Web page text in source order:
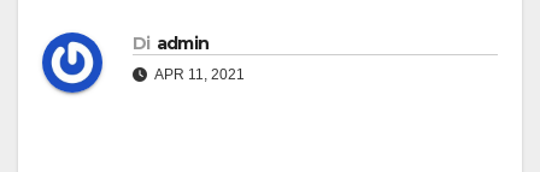
Di admin
APR 11, 2021